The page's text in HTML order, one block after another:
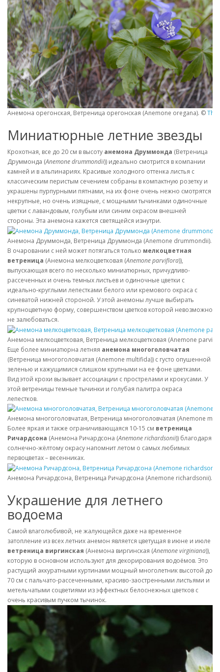
Анемона орегонская, Ветреница орегонская (Anemone oregana). ©
Миниатюрные летние звезды
Крохотная, все до 20 см в высоту анемона Друммонда (Ветреница
Друммонда (Anemone drummondii)) идеально смотрится в компании
камней и в альпинариях. Красивые холодного оттенка листья с
классическим перистым сечением собраны в компактную розетку и
украшены пурпурными пятнами, на их фоне очень нежно смотрятся
некрупные, но очень изящные, с мощными тычинками одиночные
цветки с лавандовым, голубым или синим окрасом внешней
стороны. Эта анемона кажется светящейся изнутри.
Анемона Друммонда, Ветреница Друммонда (Anemone drummondii). ©
В очаровании с ней может потягаться только мелкоцветная
ветреница (Анемона мелкоцветковая (Anemone parviflora)),
выпускающая всего по несколько миниатюрных, причудливо-
рассеченных и очень темных листьев и одиночные цветки с
идеально-круглыми лепестками белого или кремового окраса с
синеватой нижней стороной. У этой анемоны лучше выбирать
крупноцветную форму, совершенством цветков которой невозможно
не залюбоваться.
Анемона мелкоцветковая, Ветреница мелкоцветковая (Anemone
Еще более миниатюрна летняя анемона многоголовчатая
(Ветреница многоголовчатая (Anemone multifida)) с густо опушенной
зеленью и кажущимися слишком крупными на ее фоне цветками.
Вид этой крохи вызывает ассоциации с прострелами и крокусами. У
этой ветреницы темные тычинки и голубая палитра окраса
лепестков.
Анемона многоголовчатая, Ветреница многоголовчатая (Anemone
Более яркая и также ограничивающаяся 10-15 см ветреница
Ричардсона (Анемона Ричардсона (Anemone richardsonii)) благодаря
солнечно-жёлтому окрасу напомнит летом о самых любимых
первоцветах – весенниках.
Анемона Ричардсона, Ветреница Ричардсона (Anemone richardsonii). ©
Украшение для летнего
водоема
Самой влаголюбивой, не жалующейся даже на временное
затопление из всех летних анемон является цветущая в июне и июле
ветреница виргинская (Анемона виргинская (Anemone virginiana)),
которую в основном используют для декорирования водоёмов. Это
растущий аккуратными куртинами мощный многолетник высотой до
70 см с пальчато-рассеченными, красиво-заостренными листьями и
метельчатыми соцветиями из эффектных белоснежных цветков с
очень красивым пучком тычинок.